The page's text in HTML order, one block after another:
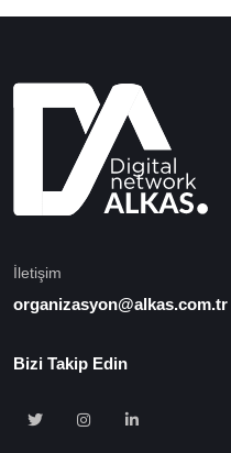
İletişim
organizasyon@alkas.com.tr
Bizi Takip Edin